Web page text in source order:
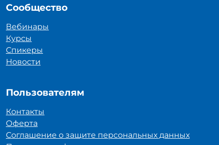
Сообщество
Вебинары
Курсы
Спикеры
Новости
Пользователям
Контакты
Оферта
Соглашение о защите персональных данных